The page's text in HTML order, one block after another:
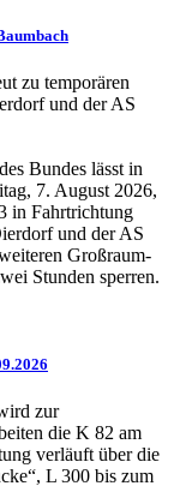
zu temporären
und der AS
Bundes lässt in
7. August 2026,
in Fahrtrichtung
und der AS
Großraum-
Stunden sperren.
zur
die K 82 am
verläuft über die
L 300 bis zum